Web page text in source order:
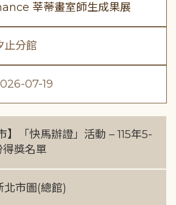
莘蒂畫室師生成果展
止分館
07-19
】「快馬辦證」活動 – 115年5-
獎名單
北市圖(總館)